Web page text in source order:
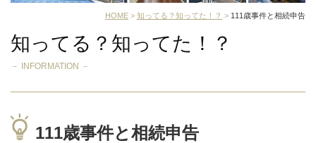
HOME > 知ってる？知ってた！？ > 111歳事件と相続申告
知ってる？知ってた！？
－ INFORMATION －
111歳事件と相続申告